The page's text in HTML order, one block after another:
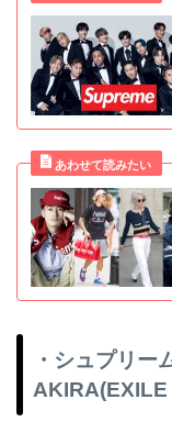
・シュプリー
AKIRA(EXILE